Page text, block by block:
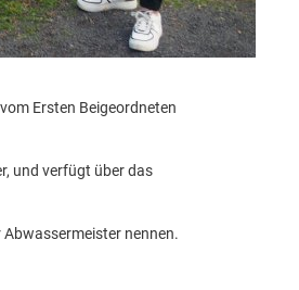
Ersten Beigeordneten
und verfügt über das
nennen.